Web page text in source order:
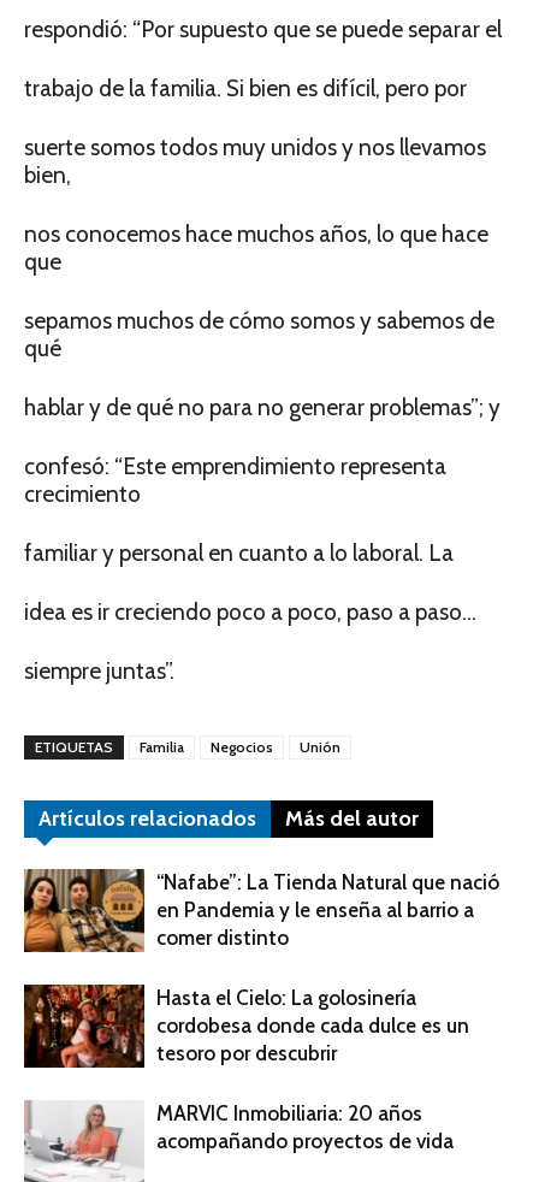
respondió: “Por supuesto que se puede separar el
trabajo de la familia. Si bien es difícil, pero por
suerte somos todos muy unidos y nos llevamos
bien,
nos conocemos hace muchos años, lo que hace
que
sepamos muchos de cómo somos y sabemos de
qué
hablar y de qué no para no generar problemas”; y
confesó: “Este emprendimiento representa
crecimiento
familiar y personal en cuanto a lo laboral. La
idea es ir creciendo poco a poco, paso a paso…
siempre juntas”.
ETIQUETAS Familia Negocios Unión
Artículos relacionados Más del autor
“Nafabe”: La Tienda Natural que nació
en Pandemia y le enseña al barrio a
comer distinto
Hasta el Cielo: La golosinería
cordobesa donde cada dulce es un
tesoro por descubrir
MARVIC Inmobiliaria: 20 años
acompañando proyectos de vida